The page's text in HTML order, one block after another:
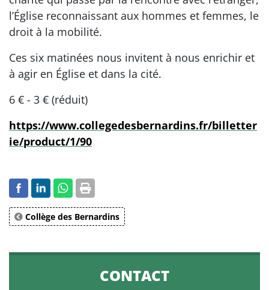
l’Église reconnaissant aux hommes et femmes, le
droit à la mobilité.
Ces six matinées nous invitent à nous enrichir et
à agir en Église et dans la cité.
6 € - 3 € (réduit)
https://www.collegedesbernardins.fr/billetter
ie/product/1/90
Collège des Bernardins
CONTACT